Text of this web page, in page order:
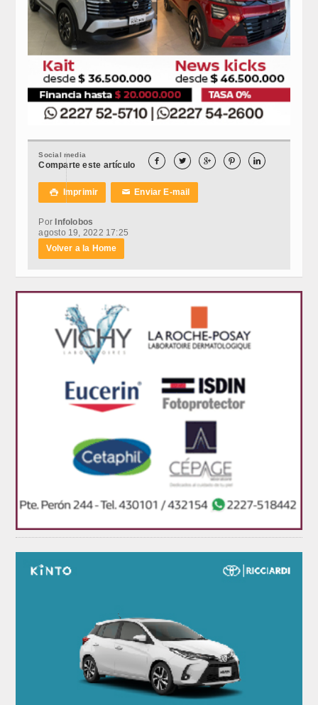
Social media
Comparte este artículo     
 Imprimir ✉Enviar E-mail
Por Infolobos
agosto 19, 2022 17:25
Volver a la Home